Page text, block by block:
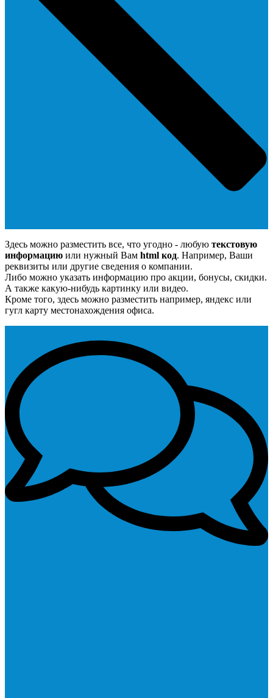
Здесь можно разместить все, что угодно - любую текстовую
информацию или нужный Вам html код. Например, Ваши
реквизиты или другие сведения о компании.
Либо можно указать информацию про акции, бонусы, скидки.
А также какую-нибудь картинку или видео.
Кроме того, здесь можно разместить например, яндекс или
гугл карту местонахождения офиса.